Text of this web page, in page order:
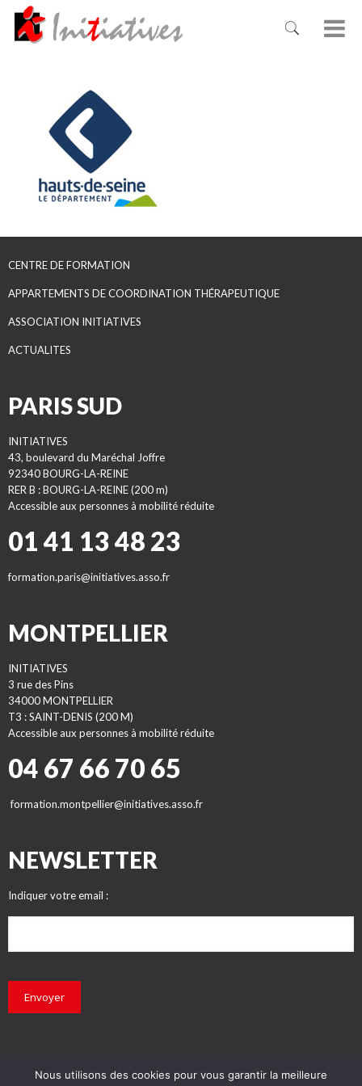
CENTRE DE FORMATION
APPARTEMENTS DE COORDINATION THÉRAPEUTIQUE
ASSOCIATION INITIATIVES
ACTUALITES
PARIS SUD
INITIATIVES
43, boulevard du Maréchal Joffre
92340 BOURG-LA-REINE
RER B : BOURG-LA-REINE (200 m)
Accessible aux personnes à mobilité réduite
01 41 13 48 23
formation.paris@initiatives.asso.fr
MONTPELLIER
INITIATIVES
3 rue des Pins
34000 MONTPELLIER
T3 : SAINT-DENIS (200 M)
Accessible aux personnes à mobilité réduite
04 67 66 70 65
formation.montpellier@initiatives.asso.fr
NEWSLETTER
Indiquer votre email :
Envoyer
Nous utilisons des cookies pour vous garantir la meilleure